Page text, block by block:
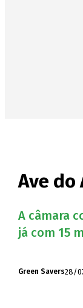
Ave do
A câmara
já com 15
Green Savers28/